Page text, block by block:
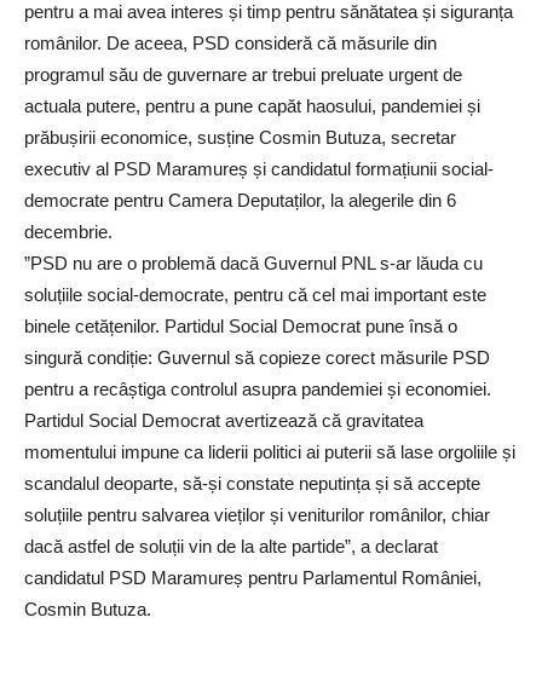
pentru a mai avea interes și timp pentru sănătatea și siguranța
românilor. De aceea, PSD consideră că măsurile din
programul său de guvernare ar trebui preluate urgent de
actuala putere, pentru a pune capăt haosului, pandemiei și
prăbușirii economice, susține Cosmin Butuza, secretar
executiv al PSD Maramureș și candidatul formațiunii social-
democrate pentru Camera Deputaților, la alegerile din 6
decembrie.
”PSD nu are o problemă dacă Guvernul PNL s-ar lăuda cu
soluțiile social-democrate, pentru că cel mai important este
binele cetățenilor. Partidul Social Democrat pune însă o
singură condiție: Guvernul să copieze corect măsurile PSD
pentru a recâștiga controlul asupra pandemiei și economiei.
Partidul Social Democrat avertizează că gravitatea
momentului impune ca liderii politici ai puterii să lase orgoliile și
scandalul deoparte, să-și constate neputința și să accepte
soluțiile pentru salvarea vieților și veniturilor românilor, chiar
dacă astfel de soluții vin de la alte partide”, a declarat
candidatul PSD Maramureș pentru Parlamentul României,
Cosmin Butuza.